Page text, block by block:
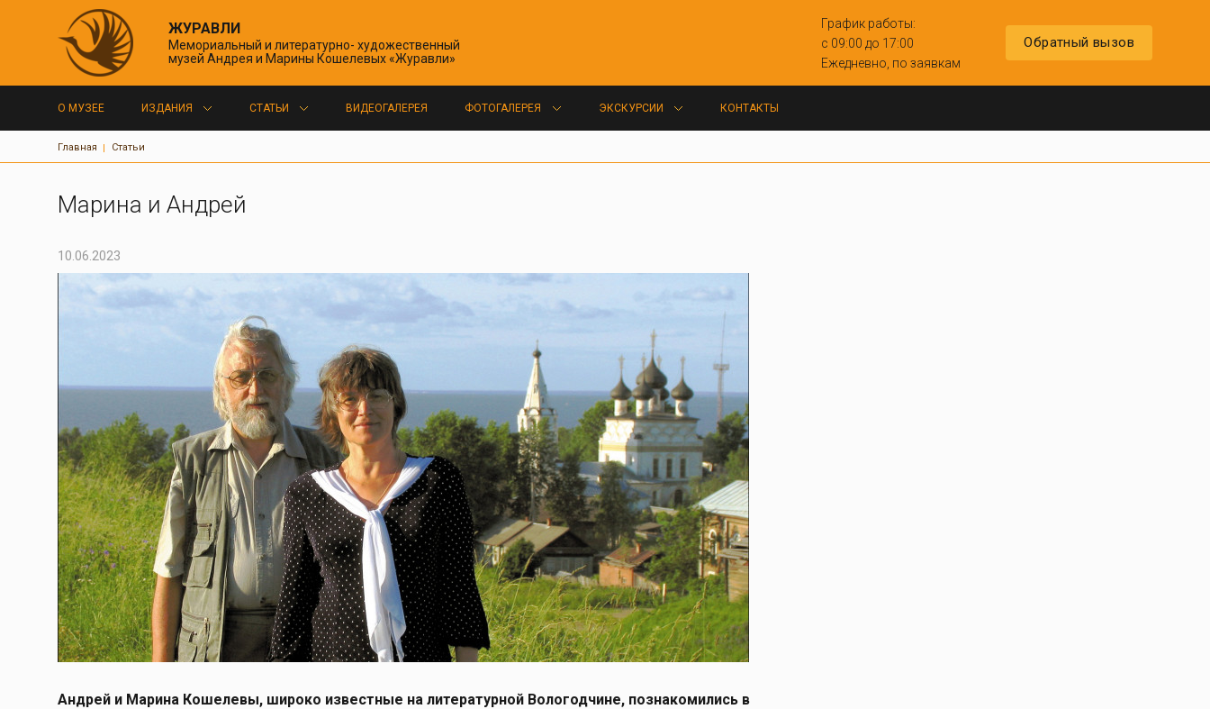
ЖУРАВЛИ
Мемориальный и литературно- художественный
музей Андрея и Марины Кошелевых «Журавли»
График работы:
с 09:00 до 17:00
Ежедневно, по заявкам
Обратный вызов
Основная навигация
О МУЗЕЕ ИЗДАНИЯ СТАТЬИ ВИДЕОГАЛЕРЕЯ ФОТОГАЛЕРЕЯ ЭКСКУРСИИ КОНТАКТЫ
Строка навигации
Главная Статьи
Марина и Андрей
10.06.2023
Андрей и Марина Кошелевы, широко известные на литературной Вологодчине, познакомились в